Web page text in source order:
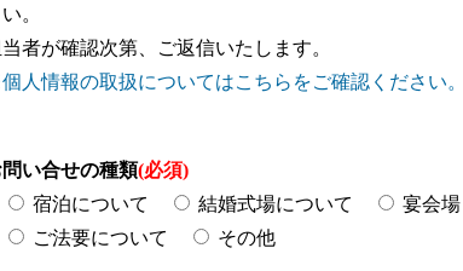
。
者が確認次第、ご返信いたします。
人情報の取扱についてはこちらをご確認ください。
問い合せの種類(必須)
宿泊について
結婚式場について
宴会
ご法要について
その他